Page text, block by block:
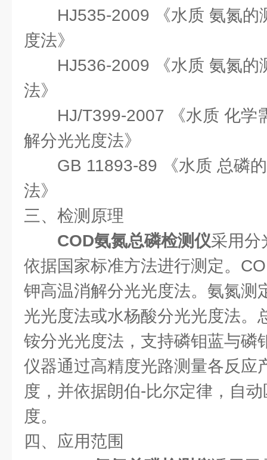
HJ535-2009 《水质 氨氮的
度法》
HJ536-2009 《水质 氨氮的
法》
HJ/T399-2007 《水质 化学
解分光光度法》
GB 11893-89 《水质 总磷
法》
三、检测原理
COD氨氮总磷检测仪采用分
依据国家标准方法进行测定。
钾高温消解分光光度法。氨氮测
光光度法或水杨酸分光光度法。
铵分光光度法，支持磷钼蓝与磷
仪器通过高精度光路测量各反应
度，并依据朗伯-比尔定律，自
度。
四、应用范围